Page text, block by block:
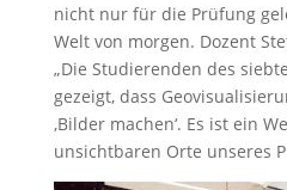
nicht nur für die Prüfung
Welt von morgen. Dozent
„Die Studierenden des
gezeigt, dass
‚Bilder machen‘. Es ist ein
unsichtbaren Orte unseres